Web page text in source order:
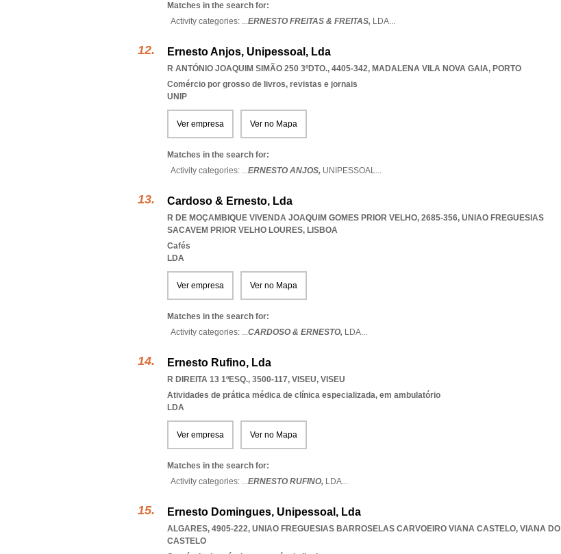
Matches in the search for:
Activity categories: ...ERNESTO FREITAS & FREITAS, LDA...
Ernesto Anjos, Unipessoal, Lda
R ANTÓNIO JOAQUIM SIMÃO 250 3ºDTO., 4405-342, MADALENA VILA NOVA GAIA, PORTO
Comércio por grosso de livros, revistas e jornais
UNIP
Ver empresa Ver no Mapa
Matches in the search for:
Activity categories: ...ERNESTO ANJOS, UNIPESSOAL...
Cardoso & Ernesto, Lda
R DE MOÇAMBIQUE VIVENDA JOAQUIM GOMES PRIOR VELHO, 2685-356, UNIAO FREGUESIAS
SACAVEM PRIOR VELHO LOURES, LISBOA
Cafés
LDA
Ver empresa Ver no Mapa
Matches in the search for:
Activity categories: ...CARDOSO & ERNESTO, LDA...
Ernesto Rufino, Lda
R DIREITA 13 1ºESQ., 3500-117, VISEU, VISEU
Atividades de prática médica de clínica especializada, em ambulatório
LDA
Ver empresa Ver no Mapa
Matches in the search for:
Activity categories: ...ERNESTO RUFINO, LDA...
Ernesto Domingues, Unipessoal, Lda
ALGARES, 4905-222, UNIAO FREGUESIAS BARROSELAS CARVOEIRO VIANA CASTELO, VIANA DO
CASTELO